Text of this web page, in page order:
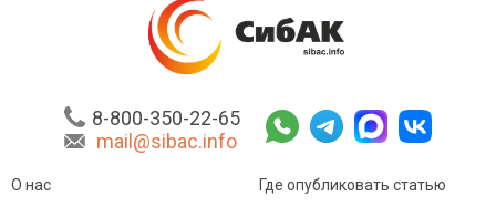
8-800-350-22-65
mail@sibac.info
О нас
Где опубликовать статью